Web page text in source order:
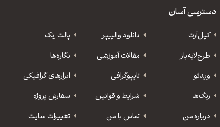
دسترسی آسان
کپل‌آرت دانلود‌ والپیپر
پالت رنگ
طرح‌لایه‌باز
مقالات آموزشی
نگاره‌ها
ویدئو
‌تایپوگرافی
ابزارهای گرافیکی
رنگ‌ها
شرایط و قوانین
سفارش پروژه
درباره من
تماس با من تغییرات سایت